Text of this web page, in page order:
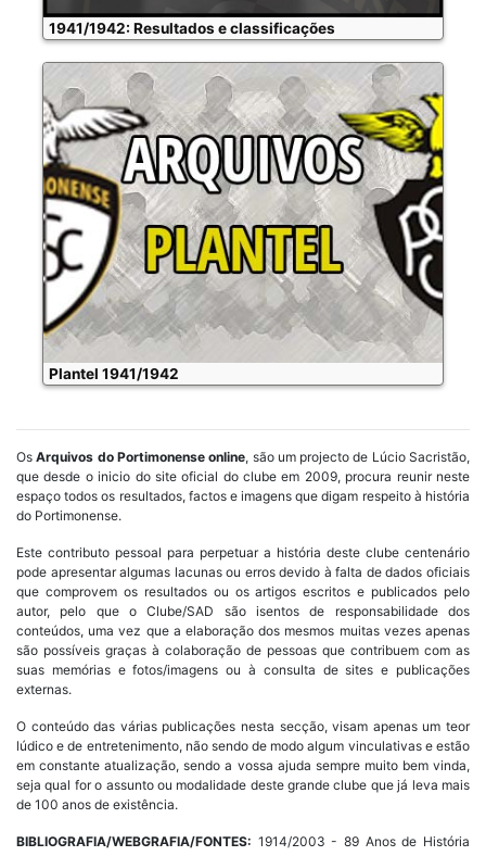
1941/1942: Resultados e classificações
Plantel 1941/1942
OsArquivos do Portimonense online, são um projecto de Lúcio Sacristão,
que desde o inicio do site oficial do clube em 2009, procura reunir neste
espaço todos os resultados, factos e imagens que digam respeito à história
do Portimonense.
Este contributo pessoal para perpetuar a história deste clube centenário
pode apresentar algumas lacunas ou erros devido à falta de dados oficiais
que comprovem os resultados ou os artigos escritos e publicados pelo
autor, pelo que o Clube/SAD são isentos de responsabilidade dos
conteúdos, uma vez que a elaboração dos mesmos muitas vezes apenas
são possíveis graças à colaboração de pessoas que contribuem com as
suas memórias e fotos/imagens ou à consulta de sites e publicações
externas.
O conteúdo das várias publicações nesta secção, visam apenas um teor
lúdico e de entretenimento, não sendo de modo algum vinculativas e estão
em constante atualização, sendo a vossa ajuda sempre muito bem vinda,
seja qual for o assunto ou modalidade deste grande clube que já leva mais
de 100 anos de existência.
BIBLIOGRAFIA/WEBGRAFIA/FONTES: 1914/2003 - 89 Anos de História